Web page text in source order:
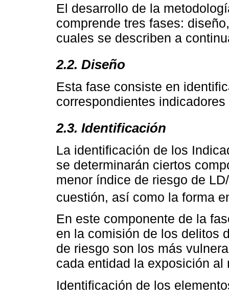
El desarrollo de la
comprende tres fases:
cuales se describen a
2.2. Diseño
Esta fase consiste en
correspondientes
2.3. Identificación
La identificación de los
se determinarán ciertos
menor índice de riesgo de
cuestión, así como la forma
En este componente de la
en la comisión de los delitos
de riesgo son los más
cada entidad la exposición al
Identificación de los